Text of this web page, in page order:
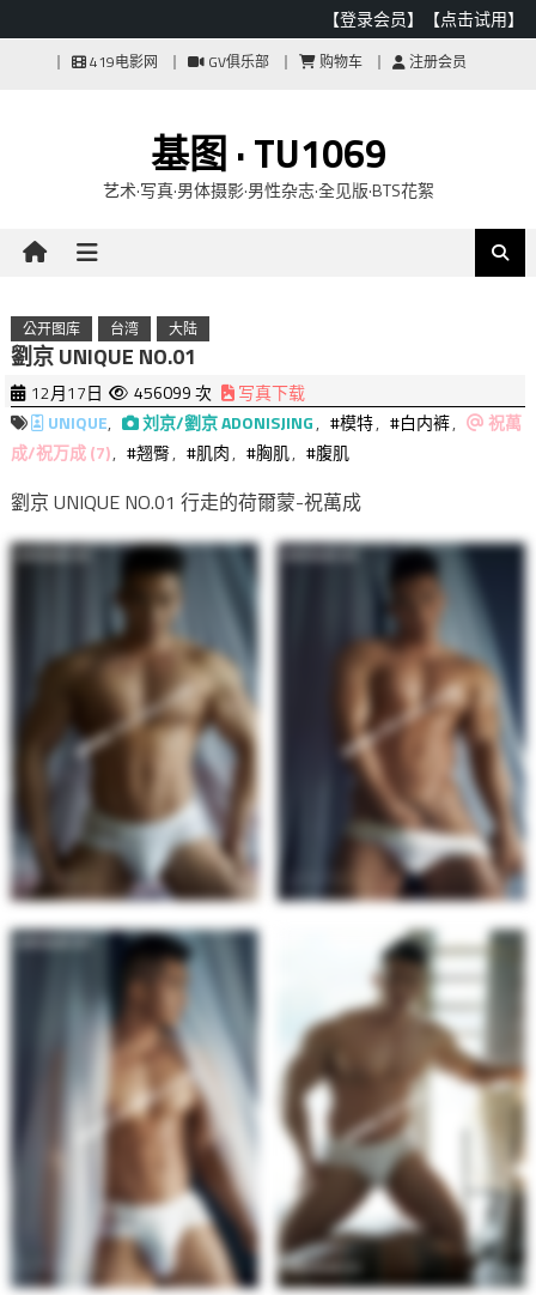
【登录会员】 【点击试用】
419电影网 GV俱乐部 购物车 注册会员
基图 · TU1069
艺术·写真·男体摄影·男性杂志·全见版·BTS花絮
公开图库 台湾 大陆
劉京 UNIQUE NO.01
12月17日 456099 次
写真下载
UNIQUE, 刘京/劉京 ADONISJING, #模特, #白内裤,
祝萬
成/祝万成 (7), #翘臀, #肌肉, #胸肌, #腹肌
劉京 UNIQUE NO.01 行走的荷爾蒙-祝萬成